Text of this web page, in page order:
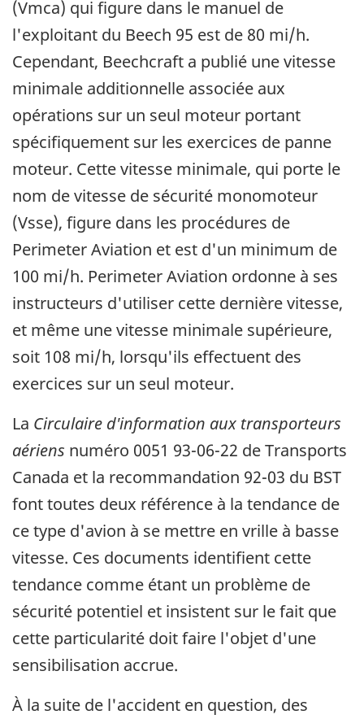
(Vmca) qui figure dans le manuel de
l'exploitant du Beech 95 est de 80 mi/h.
Cependant, Beechcraft a publié une vitesse
minimale additionnelle associée aux
opérations sur un seul moteur portant
spécifiquement sur les exercices de panne
moteur. Cette vitesse minimale, qui porte le
nom de vitesse de sécurité monomoteur
(Vsse), figure dans les procédures de
Perimeter Aviation et est d'un minimum de
100 mi/h. Perimeter Aviation ordonne à ses
instructeurs d'utiliser cette dernière vitesse,
et même une vitesse minimale supérieure,
soit 108 mi/h, lorsqu'ils effectuent des
exercices sur un seul moteur.
La Circulaire d'information aux transporteurs
aériens numéro 0051 93-06-22 de Transports
Canada et la recommandation 92-03 du BST
font toutes deux référence à la tendance de
ce type d'avion à se mettre en vrille à basse
vitesse. Ces documents identifient cette
tendance comme étant un problème de
sécurité potentiel et insistent sur le fait que
cette particularité doit faire l'objet d'une
sensibilisation accrue.
À la suite de l'accident en question, des